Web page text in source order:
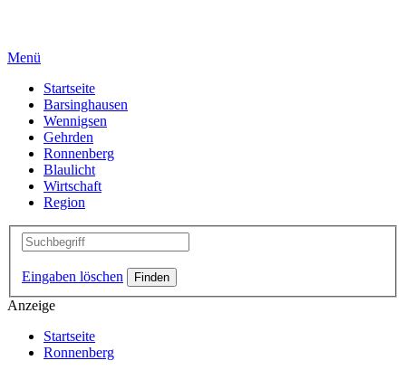
Menü
Startseite
Barsinghausen
Wennigsen
Gehrden
Ronnenberg
Blaulicht
Wirtschaft
Region
Eingaben löschen
Anzeige
Startseite
Ronnenberg